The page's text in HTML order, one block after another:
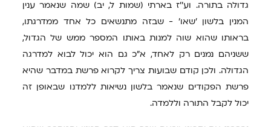
גדולה בתורה. וע''ז בארתי (שמות ל, יב) שמה שנאמר ענין
המנין בלשון 'שאו' - שבזה מתנשאים כל אחד ממדרגתו,
בראותו שהוא שוה למנות באותו המספר ממש של הגדול,
ששניהם נמנים רק לאחד, א"כ גם הוא יכול לבוא למדרגה
הגדולה. ולכן קודם שבועות צריך לקרוא פרשת במדבר שהיא
פרשת הפקודים שנאמר בלשון נשיאות ללמדנו שבאופן זה
יכול לקבל התורה וללמדה.